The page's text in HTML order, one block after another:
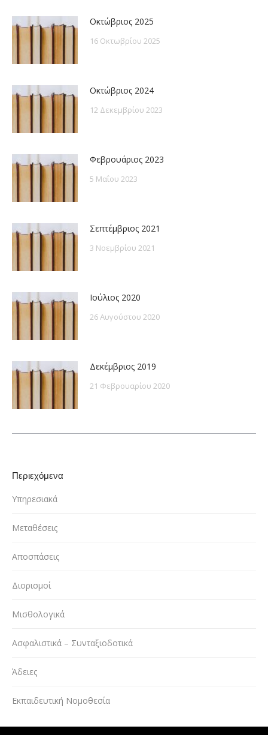
Οκτώβριος 2025
16 Οκτωβρίου 2025
Οκτώβριος 2024
12 Δεκεμβρίου 2023
Φεβρουάριος 2023
5 Μαΐου 2023
Σεπτέμβριος 2021
3 Νοεμβρίου 2021
Ιούλιος 2020
26 Αυγούστου 2020
Δεκέμβριος 2019
21 Φεβρουαρίου 2020
Περιεχόμενα
Υπηρεσιακά
Μεταθέσεις
Αποσπάσεις
Διορισμοί
Μισθολογικά
Ασφαλιστικά – Συνταξιοδοτικά
Άδειες
Εκπαιδευτική Νομοθεσία